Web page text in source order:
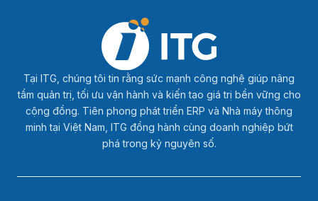
Tại ITG, chúng tôi tin rằng sức mạnh công nghệ giúp nâng
tầm quản trị, tối ưu vận hành và kiến tạo giá trị bền vững cho
cộng đồng. Tiên phong phát triển ERP và Nhà máy thông
minh tại Việt Nam, ITG đồng hành cùng doanh nghiệp bứt
phá trong kỷ nguyên số.